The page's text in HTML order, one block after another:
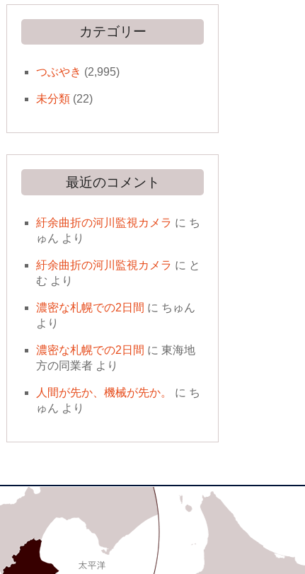
カテゴリー
つぶやき (2,995)
未分類(22)
最近のコメント
紆余曲折の河川監視カメラ に ち
ゅん より
紆余曲折の河川監視カメラ に と
む より
濃密な札幌での2日間 に ちゅん
より
濃密な札幌での2日間 に 東海地
方の同業者より
人間が先か、機械が先か。 に ち
ゅん より